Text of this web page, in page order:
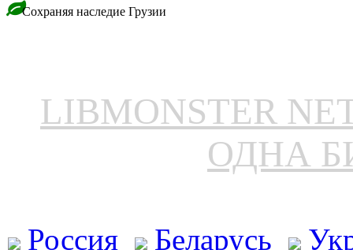
Сохраняя наследие Грузии
LIBMONSTER
ОДНА
Россия Беларусь